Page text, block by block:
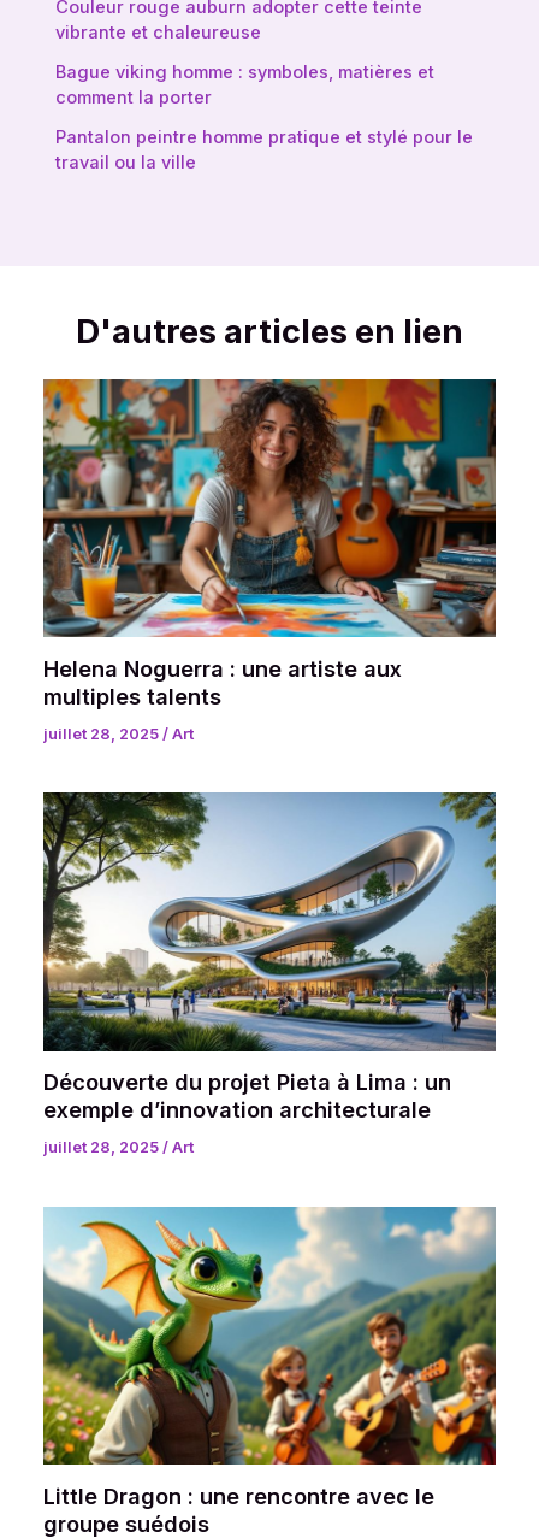
Couleur rouge auburn adopter cette teinte
vibrante et chaleureuse
Bague viking homme : symboles, matières et
comment la porter
Pantalon peintre homme pratique et stylé pour le
travail ou la ville
D'autres articles en lien
Helena Noguerra : une artiste aux
multiples talents
juillet 28, 2025 /Art
Découverte du projet Pieta à Lima : un
exemple d’innovation architecturale
juillet 28, 2025/Art
Little Dragon : une rencontre avec le
groupe suédois